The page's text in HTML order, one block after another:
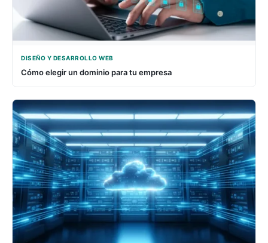
DISEÑO Y DESARROLLO WEB
Cómo elegir un dominio para tu empresa